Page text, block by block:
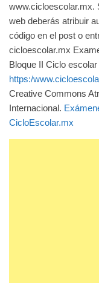
www.cicloescolar.mx.
web deberás atribuir
código en el post o
cicloescolar.mx
Bloque II Ciclo
https:/
Creative Commons
Internacional.
CicloEscolar.mx